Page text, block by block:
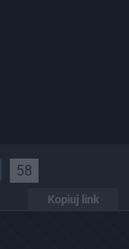
58
Kopiuj link